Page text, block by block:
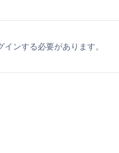
ンする必要があります。